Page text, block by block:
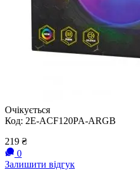
Очікується
Код: 2E-ACF120PA-ARGB
219 ₴
0
Залишити відгук